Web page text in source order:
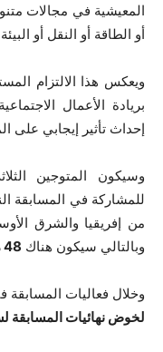
المعيشية في مجالات
أو الطاقة أو النقل أو
ويعكس هذا الالتزام
بريادة الأعمال
إحداث تأثير إيجابي على
وسيكون المتوجين
للمشاركة في المسابقة
من إفريقيا والشرق
وبالتالي سيكون هناك 48 متوجا مشاركا بالمسابقة الدولية
وخلال فعاليات المسابقة
لخوض نهائيات المسابقة لسنة